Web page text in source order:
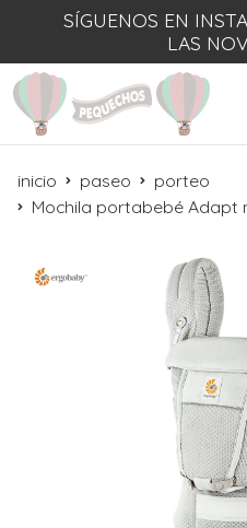
SÍGUENOS EN
LAS
inicio paseo
porteo
Mochila portabebé Adapt